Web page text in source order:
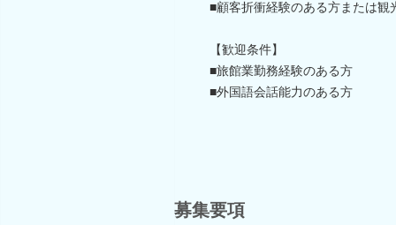
■顧客折衝経験のある方または
【歓迎条件】
■旅館業勤務経験のある方
■外国語会話能力のある方
募集要項